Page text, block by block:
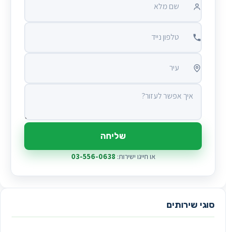
שם מלא
טלפון נייד
עיר
איך אפשר לעזור?
שליחה
או חייגו ישירות:03-556-0638
סוגי שירותים